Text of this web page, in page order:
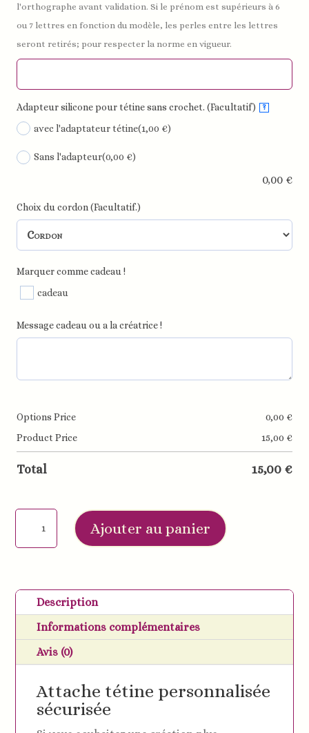
l'orthographe avant validation. Si le prénom est supérieurs à 6
ou 7 lettres en fonction du modèle, les perles entre les lettres
seront retirés; pour respecter la norme en vigueur.
Adapteur silicone pour tétine sans crochet. (Facultatif) ?
avec l'adaptateur tétine(1,00 €)
Sans l'adapteur(0,00 €)
0,00 €
Choix du cordon (Facultatif.)
Marquer comme cadeau !
cadeau
Message cadeau ou a la créatrice !
Options Price 0,00 €
Product Price
15,00 €
Total 15,00 €
lion
silicone
personnalisée
-
plusieurs
coloris
Ajouter au panier
Description
Informations complémentaires
Avis (0)
Attache tétine personnalisée
sécurisée